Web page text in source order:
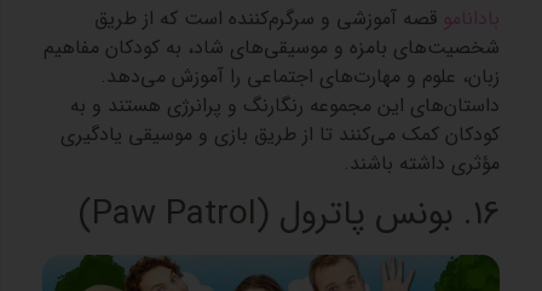
بادانامو قصه آموزشی و سرگرم‌کننده است که از طریق
شخصیت‌های بامزه و موسیقی‌های شاد، به کودکان مفاهیم
زبان، علوم و مهارت‌های اجتماعی را آموزش می‌دهد.
داستان‌های این مجموعه رنگارنگ و پرانرژی هستند و به
کودکان کمک می‌کنند تا از طریق بازی و موسیقی یادگیری
مؤثری داشته باشند.
16. بونس پاترول (Paw Patrol)